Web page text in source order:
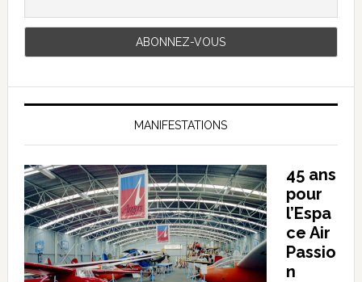
MANIFESTATIONS
45 ans
pour
l’Espa
ce Air
Passio
n